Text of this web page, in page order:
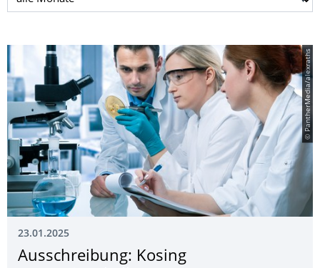
© PantherMedia/alexraths
23.01.2025
Ausschreibung: Kosing